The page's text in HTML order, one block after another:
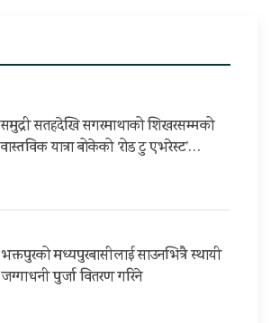
समुद्री सतहदेखि सगरमाथाको शिखरसम्मको
वास्तविक यात्रा बोकेको ‘रोड टु एभरेस्ट’…
भक्तपुरको मध्यपुरबासीलाई साउनभित्रै स्थायी
जग्गाधनी पुर्जा वितरण गरिने